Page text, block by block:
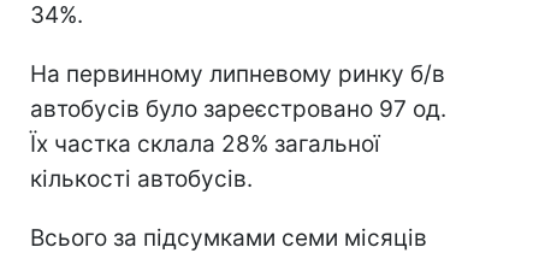
34%.
На первинному липневому ринку б/в
автобусів було зареєстровано 97 од.
Їх частка склала 28% загальної
кількості автобусів.
Всього за підсумками семи місяців